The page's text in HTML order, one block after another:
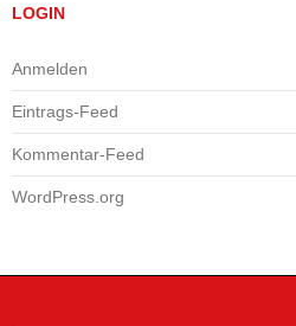
LOGIN
Anmelden
Eintrags-Feed
Kommentar-Feed
WordPress.org